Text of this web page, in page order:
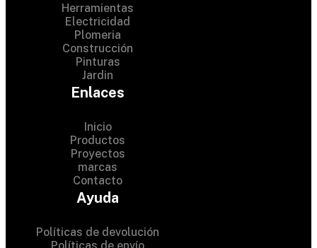
Herramientas
Electricidad
Plomeria
Construcción
Pinturas
Jardin
Enlaces
Inicio
Productos
Proyectos
marcas
Contacto
Ayuda
Políticas de devolución
Políticas de envío